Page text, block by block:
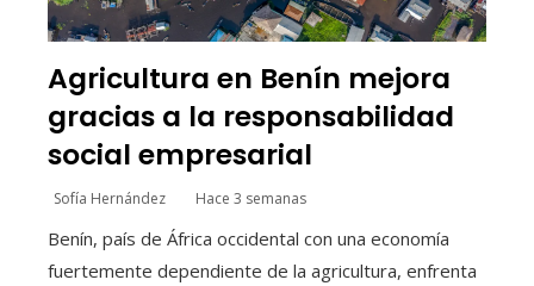
Agricultura en Benín mejora
gracias a la responsabilidad
social empresarial
Sofía Hernández Hace 3 semanas
Benín, país de África occidental con una economía
fuertemente dependiente de la agricultura, enfrenta